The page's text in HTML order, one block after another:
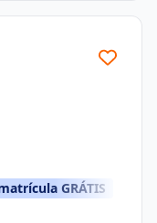
GRÁTIS